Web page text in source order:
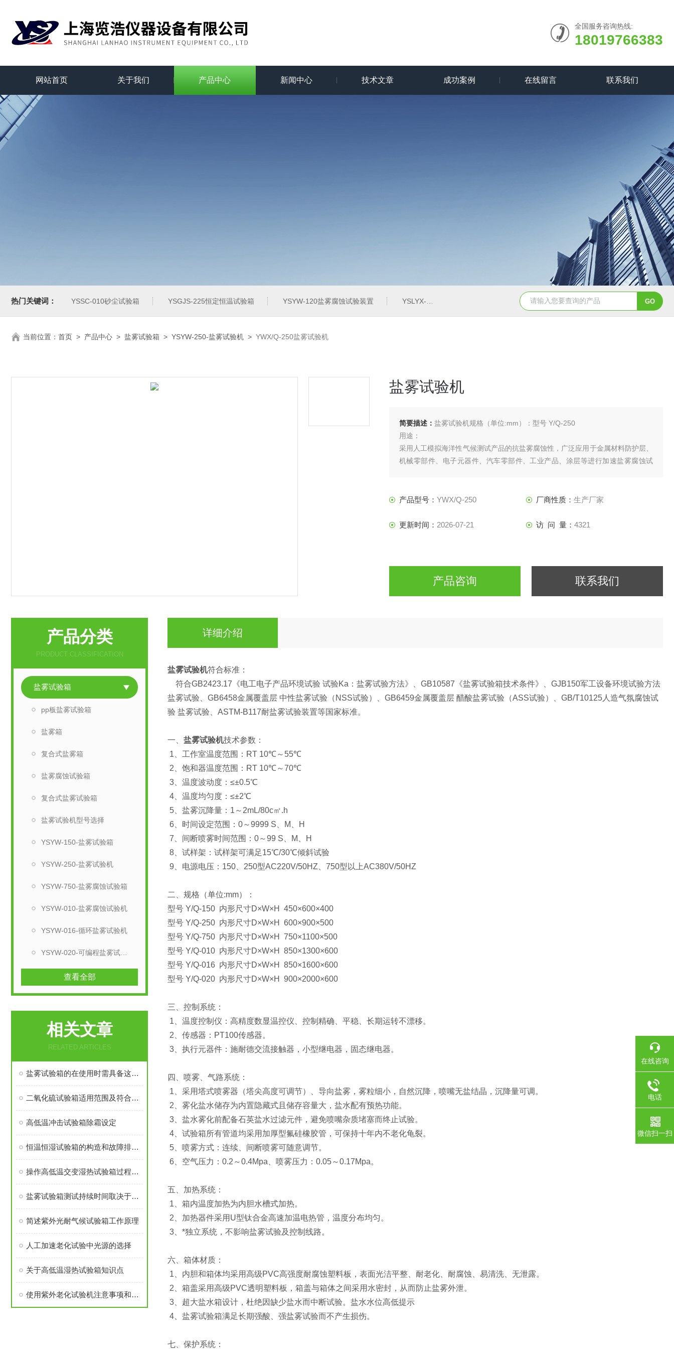
全国服务咨询热线:
18019766383
网站首页 关于我们 产品中心 新闻中心 技术文章 成功案例 在线留言 联系我们
热门关键词： YSSC-010砂尘试验箱 YSGJS-225恒定恒温试验箱 YSYW-120盐雾腐蚀试验装置 YSLYX-010防水试验设备 YSCYS-010臭氧老化试验设备
当前位置： 首页 > 产品中心 > 盐雾试验箱 > YSYW-250-盐雾试验机 > YWX/Q-250盐雾试验机
盐雾试验机
简要描述： 盐雾试验机规格（单位:mm）：型号 Y/Q-250
用途：
采用人工模拟海洋性气候测试产品的抗盐雾腐蚀性，广泛应用于金属材料防护层、
机械零部件、电子元器件、汽车零部件、工业产品、涂层等进行加速盐雾腐蚀试
产品型号： YWX/Q-250 厂商性质： 生产厂家
更新时间： 2026-07-21 访 问 量： 4321
产品咨询 联系我们
产品分类
PRODUCT CLASSIFICATION
盐雾试验箱
pp板盐雾试验箱
盐雾箱
复合式盐雾箱
盐雾腐蚀试验箱
复合式盐雾试验箱
盐雾试验机型号选择
YSYW-150-盐雾试验箱
YSYW-250-盐雾试验机
YSYW-750-盐雾腐蚀试验箱
YSYW-010-盐雾腐蚀试验机
YSYW-016-循环盐雾试验机
查看全部
相关文章
RELATED ARTICLES
盐雾试验箱的在使用时需具备这些条件
二氧化硫试验箱适用范围及符合标准
高低温冲击试验箱除霜设定
恒温恒湿试验箱的构造和故障排除方法
操作高低温交变湿热试验箱过程中应注意哪些问题
盐雾试验箱测试持续时间取决于涂层的耐腐蚀性
简述紫外光耐气候试验箱工作原理
人工加速老化试验中光源的选择
关于高低温湿热试验箱知识点
使用紫外老化试验机注意事项和保养维护
详细介绍
盐雾试验机符合标准：
符合GB2423.17《电工电子产品环境试验 试验Ka：盐雾试验方法》、GB10587《盐雾试验箱技术条件》、GJB150军工设备环境试验方法
盐雾试验、GB6458金属覆盖层 中性盐雾试验（NSS试验）、GB6459金属覆盖层 醋酸盐雾试验（ASS试验）、GB/T10125人造气氛腐蚀试
验 盐雾试验、ASTM-B117耐盐雾试验装置等国家标准。
一、 盐雾试验机技术参数：
1、工作室温度范围：RT 10℃～55℃
2、饱和器温度范围：RT 10℃～70℃
3、温度波动度：≤±0.5℃
4、温度均匀度：≤±2℃
5、盐雾沉降量：1～2mL/80c㎡.h
6、时间设定范围：0～9999 S、M、H
7、间断喷雾时间范围：0～99 S、M、H
8、试样架：试样架可满足15℃/30℃倾斜试验
9、电源电压：150、250型AC220V/50HZ、750型以上AC380V/50HZ
二、规格（单位:mm）：
型号 Y/Q-150 内形尺寸D×W×H 450×600×400
型号 Y/Q-250 内形尺寸D×W×H 600×900×500
型号 Y/Q-750 内形尺寸D×W×H 750×1100×500
型号 Y/Q-010 内形尺寸D×W×H 850×1300×600
型号 Y/Q-016 内形尺寸D×W×H 850×1600×600
型号 Y/Q-020 内形尺寸D×W×H 900×2000×600
三、控制系统：
1、温度控制仪：高精度数显温控仪、控制精确、平稳、长期运转不漂移。
2、传感器：PT100传感器。
3、执行元器件：施耐德交流接触器，小型继电器，固态继电器。
四、喷雾、气路系统：
1、采用塔式喷雾器（塔尖高度可调节）、导向盐雾，雾粒细小，自然沉降，喷嘴无盐结晶，沉降量可调。
2、雾化盐水储存为内置隐藏式且储存容量大，盐水配有预热功能。
3、盐水雾化前配备石英盐水过滤元件，避免喷嘴杂质堵塞而终止试验。
4、试验箱所有管道均采用加厚型氟硅橡胶管，可保持十年内不老化龟裂。
5、喷雾方式：连续、间断喷雾可随意调节。
6、空气压力：0.2～0.4Mpa、喷雾压力：0.05～0.17Mpa。
五、加热系统：
1、箱内温度加热为内胆水槽式加热。
2、加热器件采用U型钛合金高速加温电热管，温度分布均匀。
3、*独立系统，不影响盐雾试验及控制线路。
六、箱体材质：
1、内胆和箱体均采用高级PVC高强度耐腐蚀塑料板，表面光洁平整、耐老化、耐腐蚀、易清洗、无泄露。
2、箱盖采用高级PVC透明塑料板，箱盖与箱体之间采用水密封，从而防止盐雾外泄。
3、超大盐水箱设计，杜绝因缺少盐水而中断试验。盐水水位高低提示
4、盐雾试验箱满足长期强酸、强盐雾试验而不产生损伤。
七、保护系统：
在线咨询
电话
微信扫一扫